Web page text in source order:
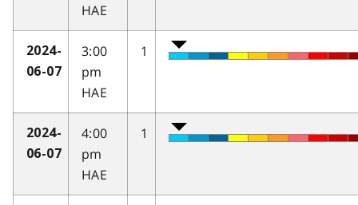
HAE
2024-
06-07
3:00
pm
HAE
1
2024-
06-07
4:00
pm
HAE
1